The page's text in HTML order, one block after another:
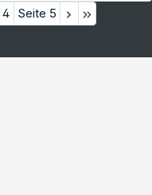
4 Seite 5